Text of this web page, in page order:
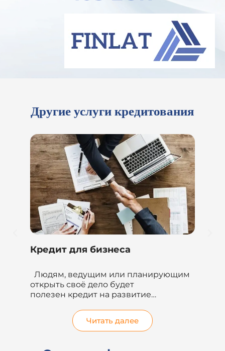
Другие услуги кредитования
Потребительский кредит
Потребительский кредит
предназначен для получения нужной
суммы денег на улучшение
других кредитов...
Читать далее